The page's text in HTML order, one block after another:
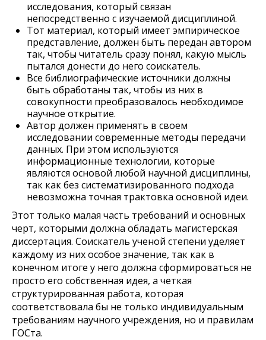
исследования, который связан
непосредственно с изучаемой дисциплиной.
Тот материал, который имеет эмпирическое
представление, должен быть передан автором
так, чтобы читатель сразу понял, какую мысль
пытался донести до него соискатель.
Все библиографические источники должны
быть обработаны так, чтобы из них в
совокупности преобразовалось необходимое
научное открытие.
Автор должен применять в своем
исследовании современные методы передачи
данных. При этом используются
информационные технологии, которые
являются основой любой научной дисциплины,
так как без систематизированного подхода
невозможна точная трактовка основной идеи.
Этот только малая часть требований и основных
черт, которыми должна обладать магистерская
диссертация. Соискатель ученой степени уделяет
каждому из них особое значение, так как в
конечном итоге у него должна сформироваться не
просто его собственная идея, а четкая
структурированная работа, которая
соответствовала бы не только индивидуальным
требованиям научного учреждения, но и правилам
ГОСта.